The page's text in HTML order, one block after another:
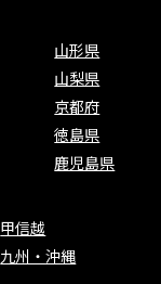
山形県
山梨県
京都府
徳島県
鹿児島県
甲信越
九州・沖縄